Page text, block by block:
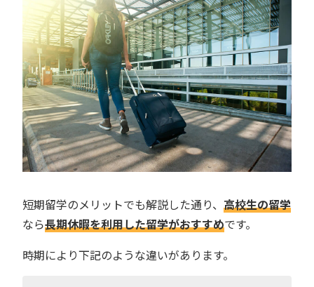
短期留学のメリットでも解説した通り、 高校生の留学
なら長期休暇を利用した留学がおすすめです。
時期により下記のような違いがあります。